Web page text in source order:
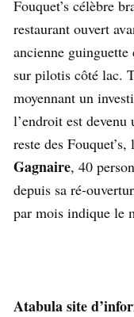
Fouquet’s célèbre
restaurant ouvert
ancienne
sur pilotis côté lac.
moyennant un
l’endroit est
reste des
Gagnaire, 40
depuis sa ré-
par mois indique le
Atabula site